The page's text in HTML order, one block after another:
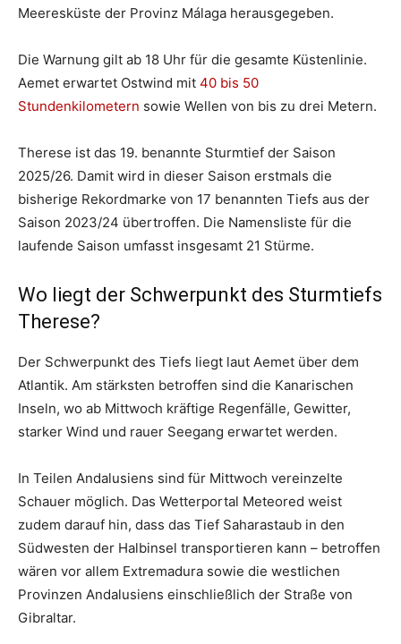
Meeresküste der Provinz Málaga herausgegeben.
Die Warnung gilt ab 18 Uhr für die gesamte Küstenlinie.
Aemet erwartet Ostwind mit 40 bis 50
Stundenkilometern sowie Wellen von bis zu drei Metern.
Therese ist das 19. benannte Sturmtief der Saison
2025/26. Damit wird in dieser Saison erstmals die
bisherige Rekordmarke von 17 benannten Tiefs aus der
Saison 2023/24 übertroffen. Die Namensliste für die
laufende Saison umfasst insgesamt 21 Stürme.
Wo liegt der Schwerpunkt des Sturmtiefs
Therese?
Der Schwerpunkt des Tiefs liegt laut Aemet über dem
Atlantik. Am stärksten betroffen sind die Kanarischen
Inseln, wo ab Mittwoch kräftige Regenfälle, Gewitter,
starker Wind und rauer Seegang erwartet werden.
In Teilen Andalusiens sind für Mittwoch vereinzelte
Schauer möglich. Das Wetterportal Meteored weist
zudem darauf hin, dass das Tief Saharastaub in den
Südwesten der Halbinsel transportieren kann – betroffen
wären vor allem Extremadura sowie die westlichen
Provinzen Andalusiens einschließlich der Straße von
Gibraltar.